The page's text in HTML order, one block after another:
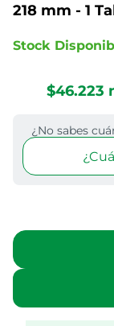
218 mm - 1
Stock
$46.223
¿No sabes